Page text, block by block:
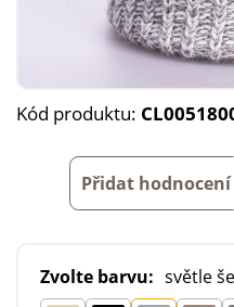
Kód produktu:
Přidat hodnocení
Zvolte barvu: světle